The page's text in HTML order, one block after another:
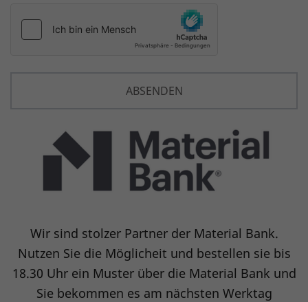
ABSENDEN
Wir sind stolzer Partner der Material Bank.
Nutzen Sie die Möglicheit und bestellen sie bis
18.30 Uhr ein Muster über die Material Bank und
Sie bekommen es am nächsten Werktag